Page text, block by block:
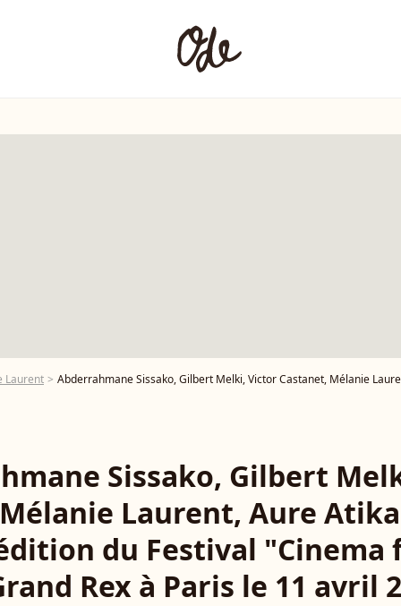
Laurent Abderrahmane Sissako, Gilbert Melki, Victor Castanet, Mélanie Laurent, Aure Atika et Audrey Dana - 12e édition du Festival
Sissako, Gilbert
Laurent, Aure
du Festival "Cinema
Rex à Paris le 11 avril